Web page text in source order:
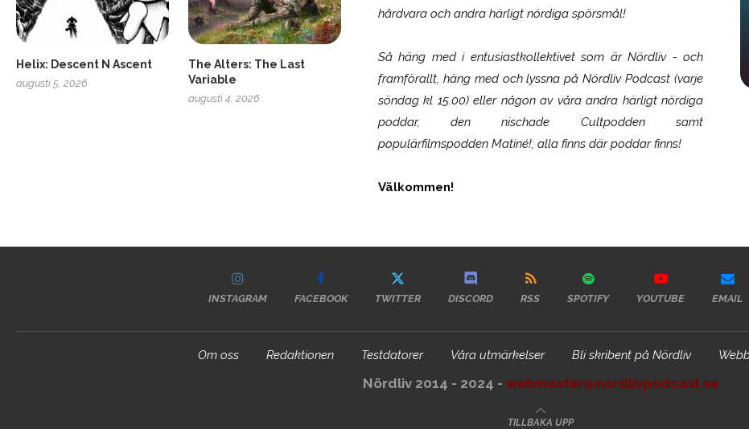
Helix: Descent N Ascent
augusti 5, 2026
The Alters: The Last
Variable
augusti 4, 2026
hårdvara och andra härligt nördiga spörsmål!
Så häng med i entusiastkollektivet som ärNördliv- och
framförallt, häng med och lyssna på Nördliv Podcast (varje
söndag kl 15.00) eller någon av våra andra härligt nördiga
poddar, den nischade Cultpodden samt
populärfilmspodden Matiné!; alla finns där poddar finns!
Välkommen!
INSTAGRAM FACEBOOK TWITTER DISCORD RSS SPOTIFY YOUTUBE EMAIL
Om oss Redaktionen Testdatorer Våra utmärkelser Bli skribent på Nördliv
Nördliv 2014 - 2024 - webmaster@nordlivpodcast.se
TILLBAKA UPP